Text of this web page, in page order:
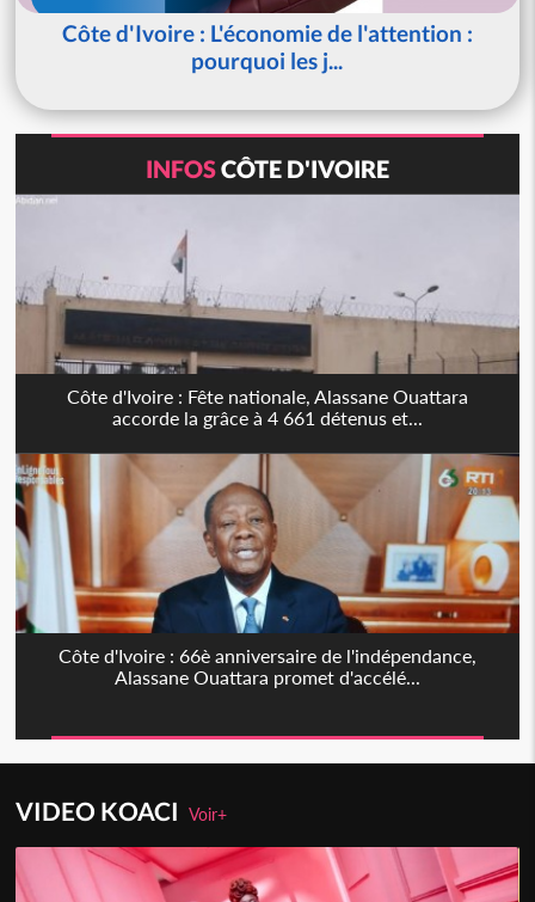
Côte d'Ivoire : L'économie de l'attention :
pourquoi les j...
INFOSCÔTE D'IVOIRE
Côte d'Ivoire : Fête nationale, Alassane Ouattara
accorde la grâce à 4 661 détenus et...
Côte d'Ivoire : 66è anniversaire de l'indépendance,
Alassane Ouattara promet d'accélé...
VIDEO KOACIVoir+